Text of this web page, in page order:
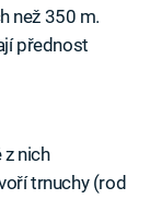
než 350 m.
přednost
z nich
trnuchy (rod